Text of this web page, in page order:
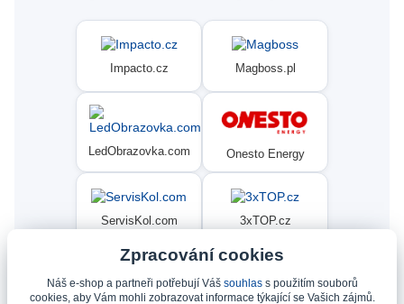
Impacto.cz Magboss.pl
LedObrazovka.com Onesto Energy
ServisKol.com 3xTOP.cz
Condat Ninex.cz
Zpracování cookies
Náš e-shop a partneři potřebují Váš souhlass použitím souborů
cookies, aby Vám mohli zobrazovat informace týkající se Vašich zájmů.